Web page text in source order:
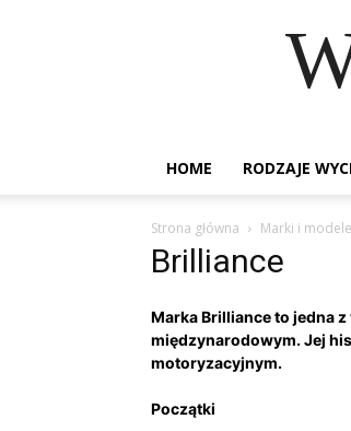
HOME RODZAJE
Strona główna Marki i modele
Brilliance
Marka Brilliance to jedna
międzynarodowym. Jej
motoryzacyjnym.
Początki